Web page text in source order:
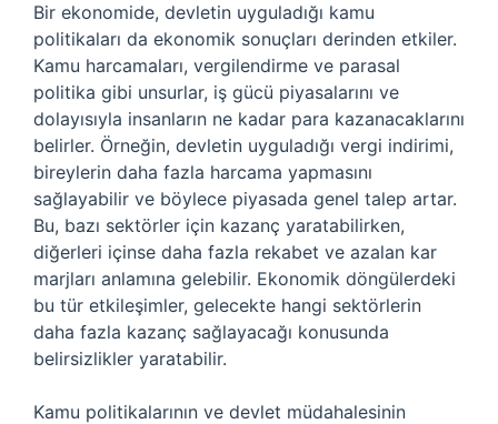
Bir ekonomide, devletin uyguladığı kamu
politikaları da ekonomik sonuçları derinden etkiler.
Kamu harcamaları, vergilendirme ve parasal
politika gibi unsurlar, iş gücü piyasalarını ve
dolayısıyla insanların ne kadar para kazanacaklarını
belirler. Örneğin, devletin uyguladığı vergi indirimi,
bireylerin daha fazla harcama yapmasını
sağlayabilir ve böylece piyasada genel talep artar.
Bu, bazı sektörler için kazanç yaratabilirken,
diğerleri içinse daha fazla rekabet ve azalan kar
marjları anlamına gelebilir. Ekonomik döngülerdeki
bu tür etkileşimler, gelecekte hangi sektörlerin
daha fazla kazanç sağlayacağı konusunda
belirsizlikler yaratabilir.
Kamu politikalarının ve devlet müdahalesinin